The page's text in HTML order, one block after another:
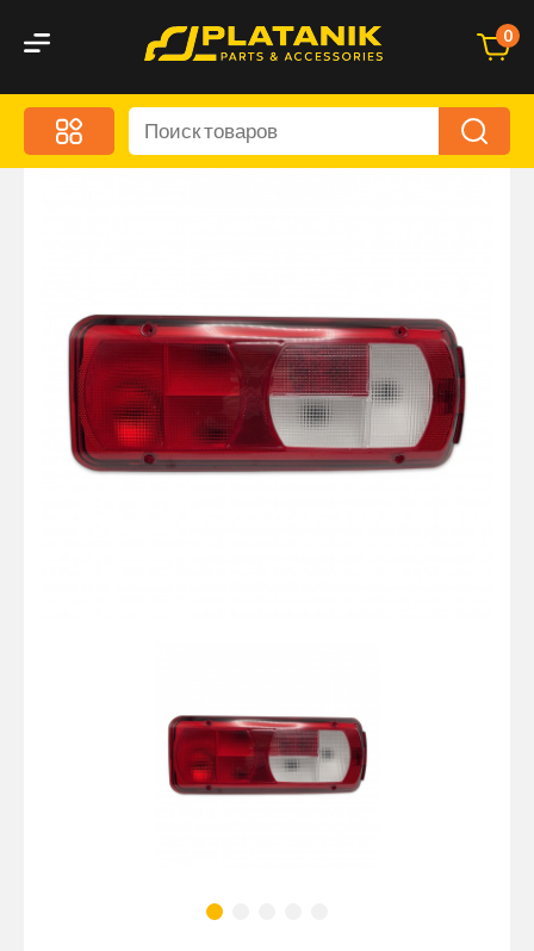
0
Меню
Акционные предложения
Оптика и светотехника
Брызговики
Запчасти кузова и зеркала
Малый коммерческий транспорт
кондиционировани
Стяжные ремни и тросы